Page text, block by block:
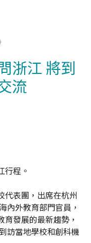
浙江 將到
流
行程。
代表團，出席在杭州
內外教育部門官員，
發展的最新趨勢，
訪當地學校和創科機